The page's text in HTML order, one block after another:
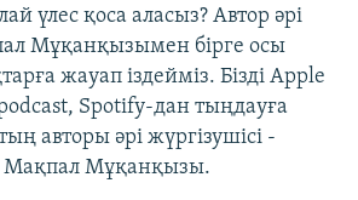
үлес қоса аласыз? Автор әрі
Мұқанқызымен бірге осы
жауап іздейміз. Бізді Apple
Spotify-дан тыңдауға
авторы әрі жүргізушісі -
Мақпал Мұқанқызы.